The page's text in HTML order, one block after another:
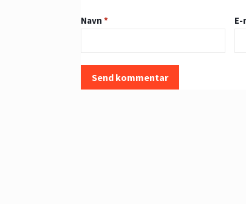
Navn * E-